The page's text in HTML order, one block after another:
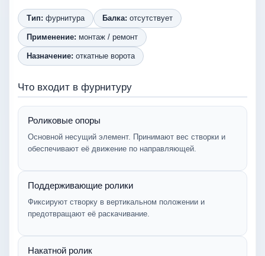
Тип: фурнитура Балка: отсутствует
Применение: монтаж / ремонт
Назначение: откатные ворота
Что входит в фурнитуру
Роликовые опоры
Основной несущий элемент. Принимают вес створки и
обеспечивают её движение по направляющей.
Поддерживающие ролики
Фиксируют створку в вертикальном положении и
предотвращают её раскачивание.
Накатной ролик